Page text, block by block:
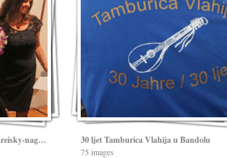
Marijana Grandić - Bruno Kreisky-nagrada za ljudska prava 30 ljet Tamburica Vlahija u Bandolu
75 images